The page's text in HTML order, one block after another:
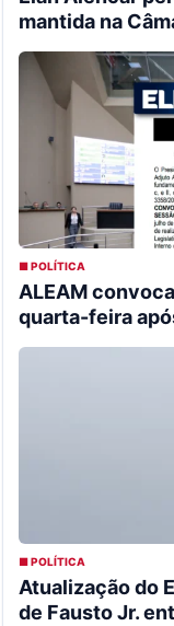
mantida na
■ POLÍTICA
ALEAM
quarta-feira
■ POLÍTICA
Atualização do
de Fausto Jr.